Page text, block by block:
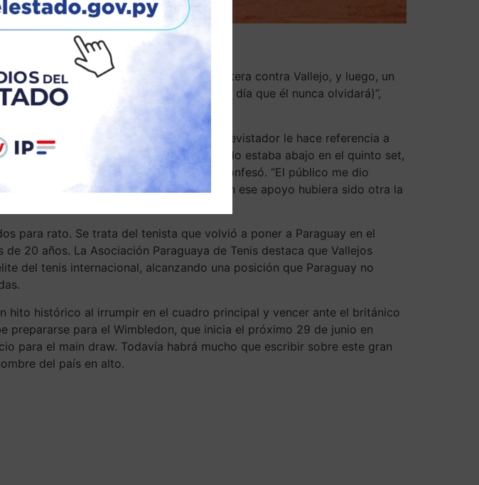
el francés logra colocar una pelota certera contra Vallejo, y luego, un
arena. “A day he will never forget… (Un día que él nunca olvidará)”,
en la cancha ante el público y el entrevistador le hace referencia a
al paraguayo: “En la parte final, cuando estaba abajo en el quinto set,
eso fue gracias a ustedes (el público)”, confesó. “El público me dio
juego), tanto física como mentalmente. Sin ese apoyo hubiera sido otra la
para rato. Se trata del tenista que volvió a poner a Paraguay en el
20 años. La Asociación Paraguaya de Tenis destaca que Vallejos
del tenis internacional, alcanzando una posición que Paraguay no
hito histórico al irrumpir en el cuadro principal y vencer ante el británico
prepararse para el Wimbledon, que inicia el próximo 29 de junio en
para el main draw. Todavía habrá mucho que escribir sobre este gran
del país en alto.